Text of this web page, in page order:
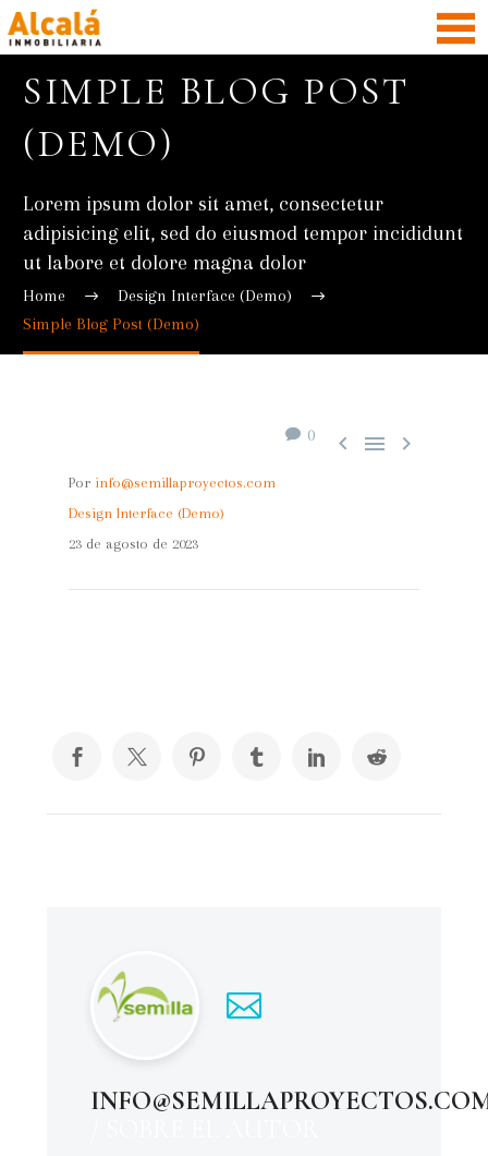
SIMPLE BLOG POST
(DEMO)
Lorem ipsum dolor sit amet, consectetur
adipisicing elit, sed do eiusmod tempor incididunt
ut labore et dolore magna dolor
Home
Design Interface (Demo)
Simple Blog Post (Demo)
0   
Por info@semillaproyectos.com
Design Interface (Demo)
23 de agosto de 2023